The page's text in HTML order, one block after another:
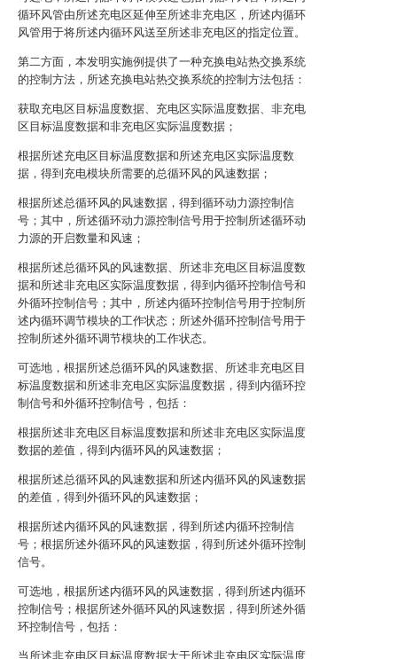
循环风管由所述充电区延伸至所述非充电区，所述内循环
风管用于将所述内循环风送至所述非充电区的指定位置。
第二方面，本发明实施例提供了一种充换电站热交换系统
的控制方法，所述充换电站热交换系统的控制方法包括：
获取充电区目标温度数据、充电区实际温度数据、非充电
区目标温度数据和非充电区实际温度数据；
根据所述充电区目标温度数据和所述充电区实际温度数
据，得到充电模块所需要的总循环风的风速数据；
根据所述总循环风的风速数据，得到循环动力源控制信
号；其中，所述循环动力源控制信号用于控制所述循环动
力源的开启数量和风速；
根据所述总循环风的风速数据、所述非充电区目标温度数
据和所述非充电区实际温度数据，得到内循环控制信号和
外循环控制信号；其中，所述内循环控制信号用于控制所
述内循环调节模块的工作状态；所述外循环控制信号用于
控制所述外循环调节模块的工作状态。
可选地，根据所述总循环风的风速数据、所述非充电区目
标温度数据和所述非充电区实际温度数据，得到内循环控
制信号和外循环控制信号，包括：
根据所述非充电区目标温度数据和所述非充电区实际温度
数据的差值，得到内循环风的风速数据；
根据所述总循环风的风速数据和所述内循环风的风速数据
的差值，得到外循环风的风速数据；
根据所述内循环风的风速数据，得到所述内循环控制信
号；根据所述外循环风的风速数据，得到所述外循环控制
信号。
可选地，根据所述内循环风的风速数据，得到所述内循环
控制信号；根据所述外循环风的风速数据，得到所述外循
环控制信号，包括：
当所述非充电区目标温度数据大于所述非充电区实际温度